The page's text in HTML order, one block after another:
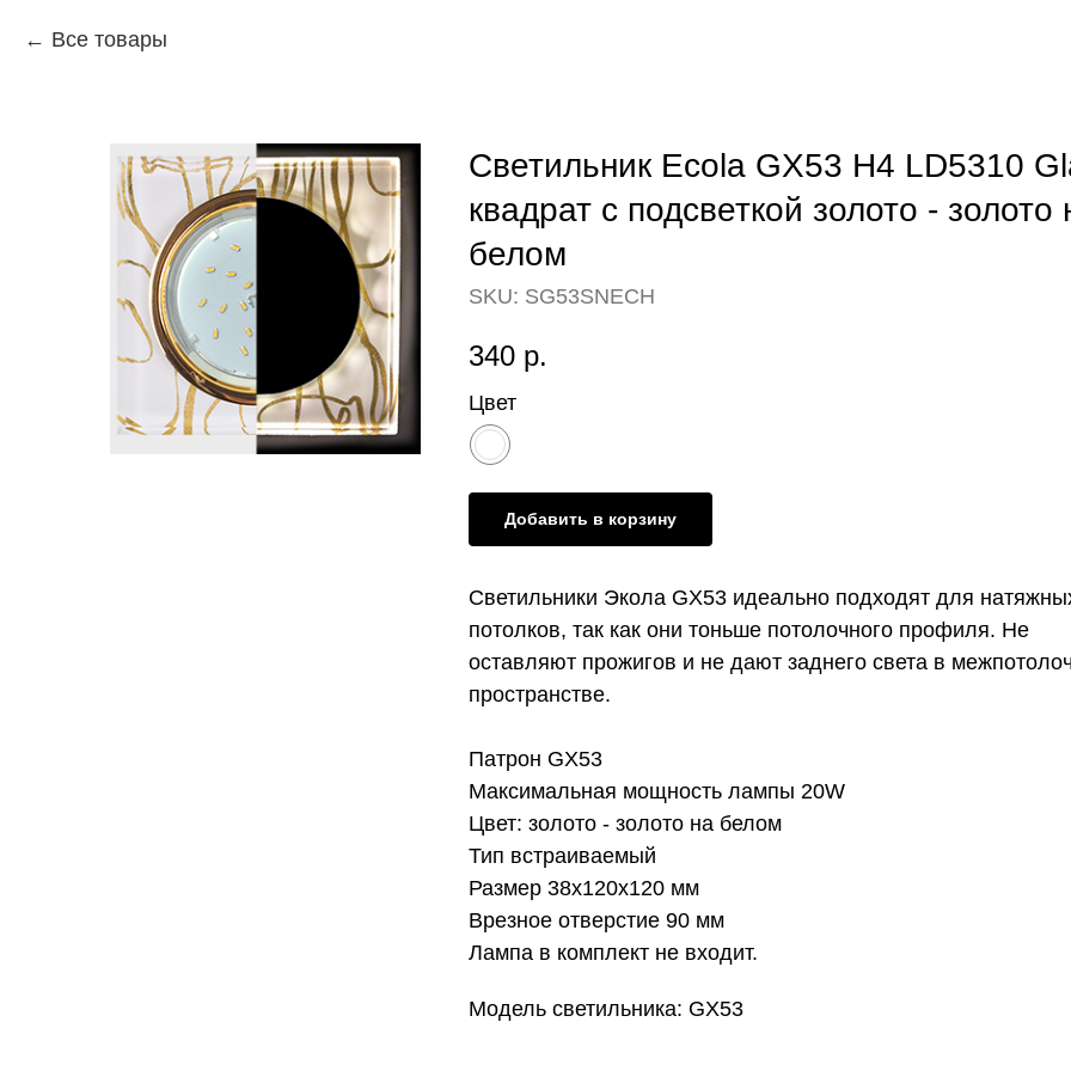
Все товары
Светильник Ecola GX53 H4 LD5310
квадрат с подсветкой золото - золото
белом
SKU: SG53SNECH
340 р.
Цвет
Добавить в корзину
Светильники Экола GX53 идеально подходят для
потолков, так как они тоньше потолочного профиля. Не
оставляют прожигов и не дают заднего света в
пространстве.
Патрон GX53
Максимальная мощность лампы 20W
Цвет: золото - золото на белом
Тип встраиваемый
Размер 38x120x120 мм
Врезное отверстие 90 мм
Лампа в комплект не входит.
Модель светильника: GX53